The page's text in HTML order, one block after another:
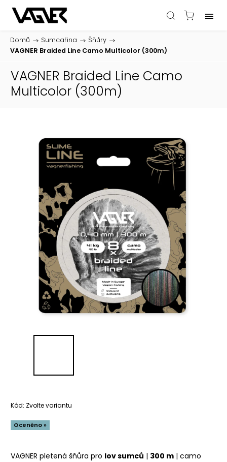
Domů / Sumcařina / Šňůry /
VAGNER Braided Line Camo Multicolor (300m)
VAGNER Braided Line Camo
Multicolor (300m)
Kód: Zvolte variantu
Oceněno »
VAGNER pletená šňůra pro lov sumců | 300 m | camo